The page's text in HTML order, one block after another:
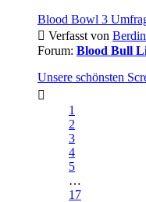
Blood Bowl 3
Verfasst von
Forum: Blood Bull
Unsere schönsten
1
2
3
4
5
…
17